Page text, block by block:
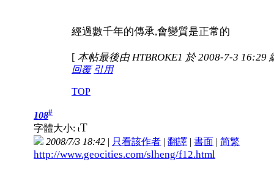
經過數千年的傳承,會變質是正常的
[ 本帖最後由 HTBROKE1 於 2008-7-3 16:29
回覆 引用
TOP
108#
字體大小: tT
2008/7/3 18:42 | 只看該作者 | 翻譯 | 書面 | 简繁
http://www.geocities.com/slheng/f12.html